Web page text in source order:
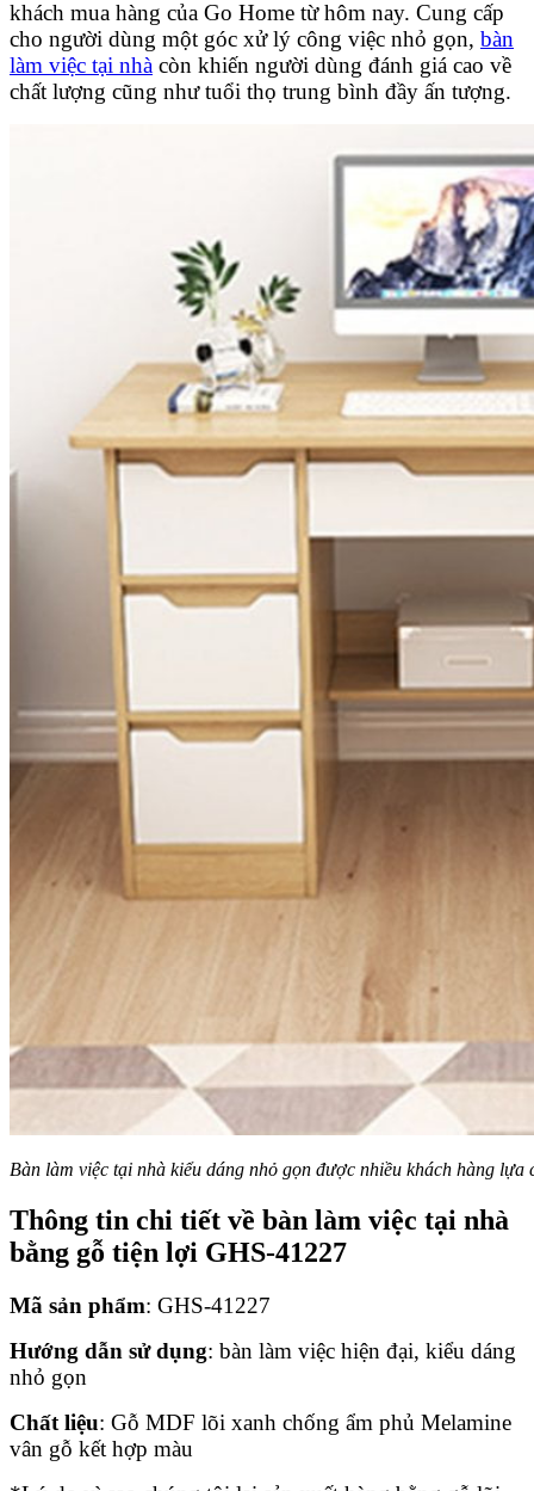
khách mua hàng của Go Home từ hôm nay. Cung cấp
cho người dùng một góc xử lý công việc nhỏ gọn, bàn
làm việc tại nhà còn khiến người dùng đánh giá cao về
chất lượng cũng như tuổi thọ trung bình đầy ấn tượng.
Bàn làm việc tại nhà kiểu dáng nhỏ gọn được nhiều khách hàng lựa
Thông tin chi tiết về bàn làm việc tại nhà
bằng gỗ tiện lợi GHS-41227
Mã sản phẩm: GHS-41227
Hướng dẫn sử dụng: bàn làm việc hiện đại, kiểu dáng
nhỏ gọn
Chất liệu: Gỗ MDF lõi xanh chống ẩm phủ Melamine
vân gỗ kết hợp màu